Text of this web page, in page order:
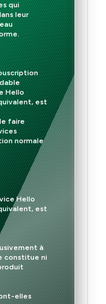
qui
leur
Hello
est
faire
normale
Hello
est
à
constitue ni
elles